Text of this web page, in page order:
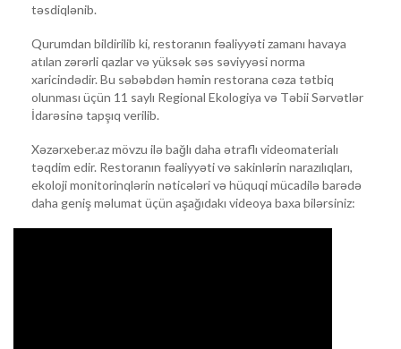
təsdiqlənib.
Qurumdan bildirilib ki, restoranın fəaliyyəti zamanı havaya
atılan zərərli qazlar və yüksək səs səviyyəsi norma
xaricindədir. Bu səbəbdən həmin restorana cəza tətbiq
olunması üçün 11 saylı Regional Ekologiya və Təbii Sərvətlər
İdarəsinə tapşıq verilib.
Xəzərxeber.az mövzu ilə bağlı daha ətraflı videomaterialı
təqdim edir. Restoranın fəaliyyəti və sakinlərin narazılıqları,
ekoloji monitorinqlərin nəticələri və hüquqi mücadilə barədə
daha geniş məlumat üçün aşağıdakı videoya baxa bilərsiniz: